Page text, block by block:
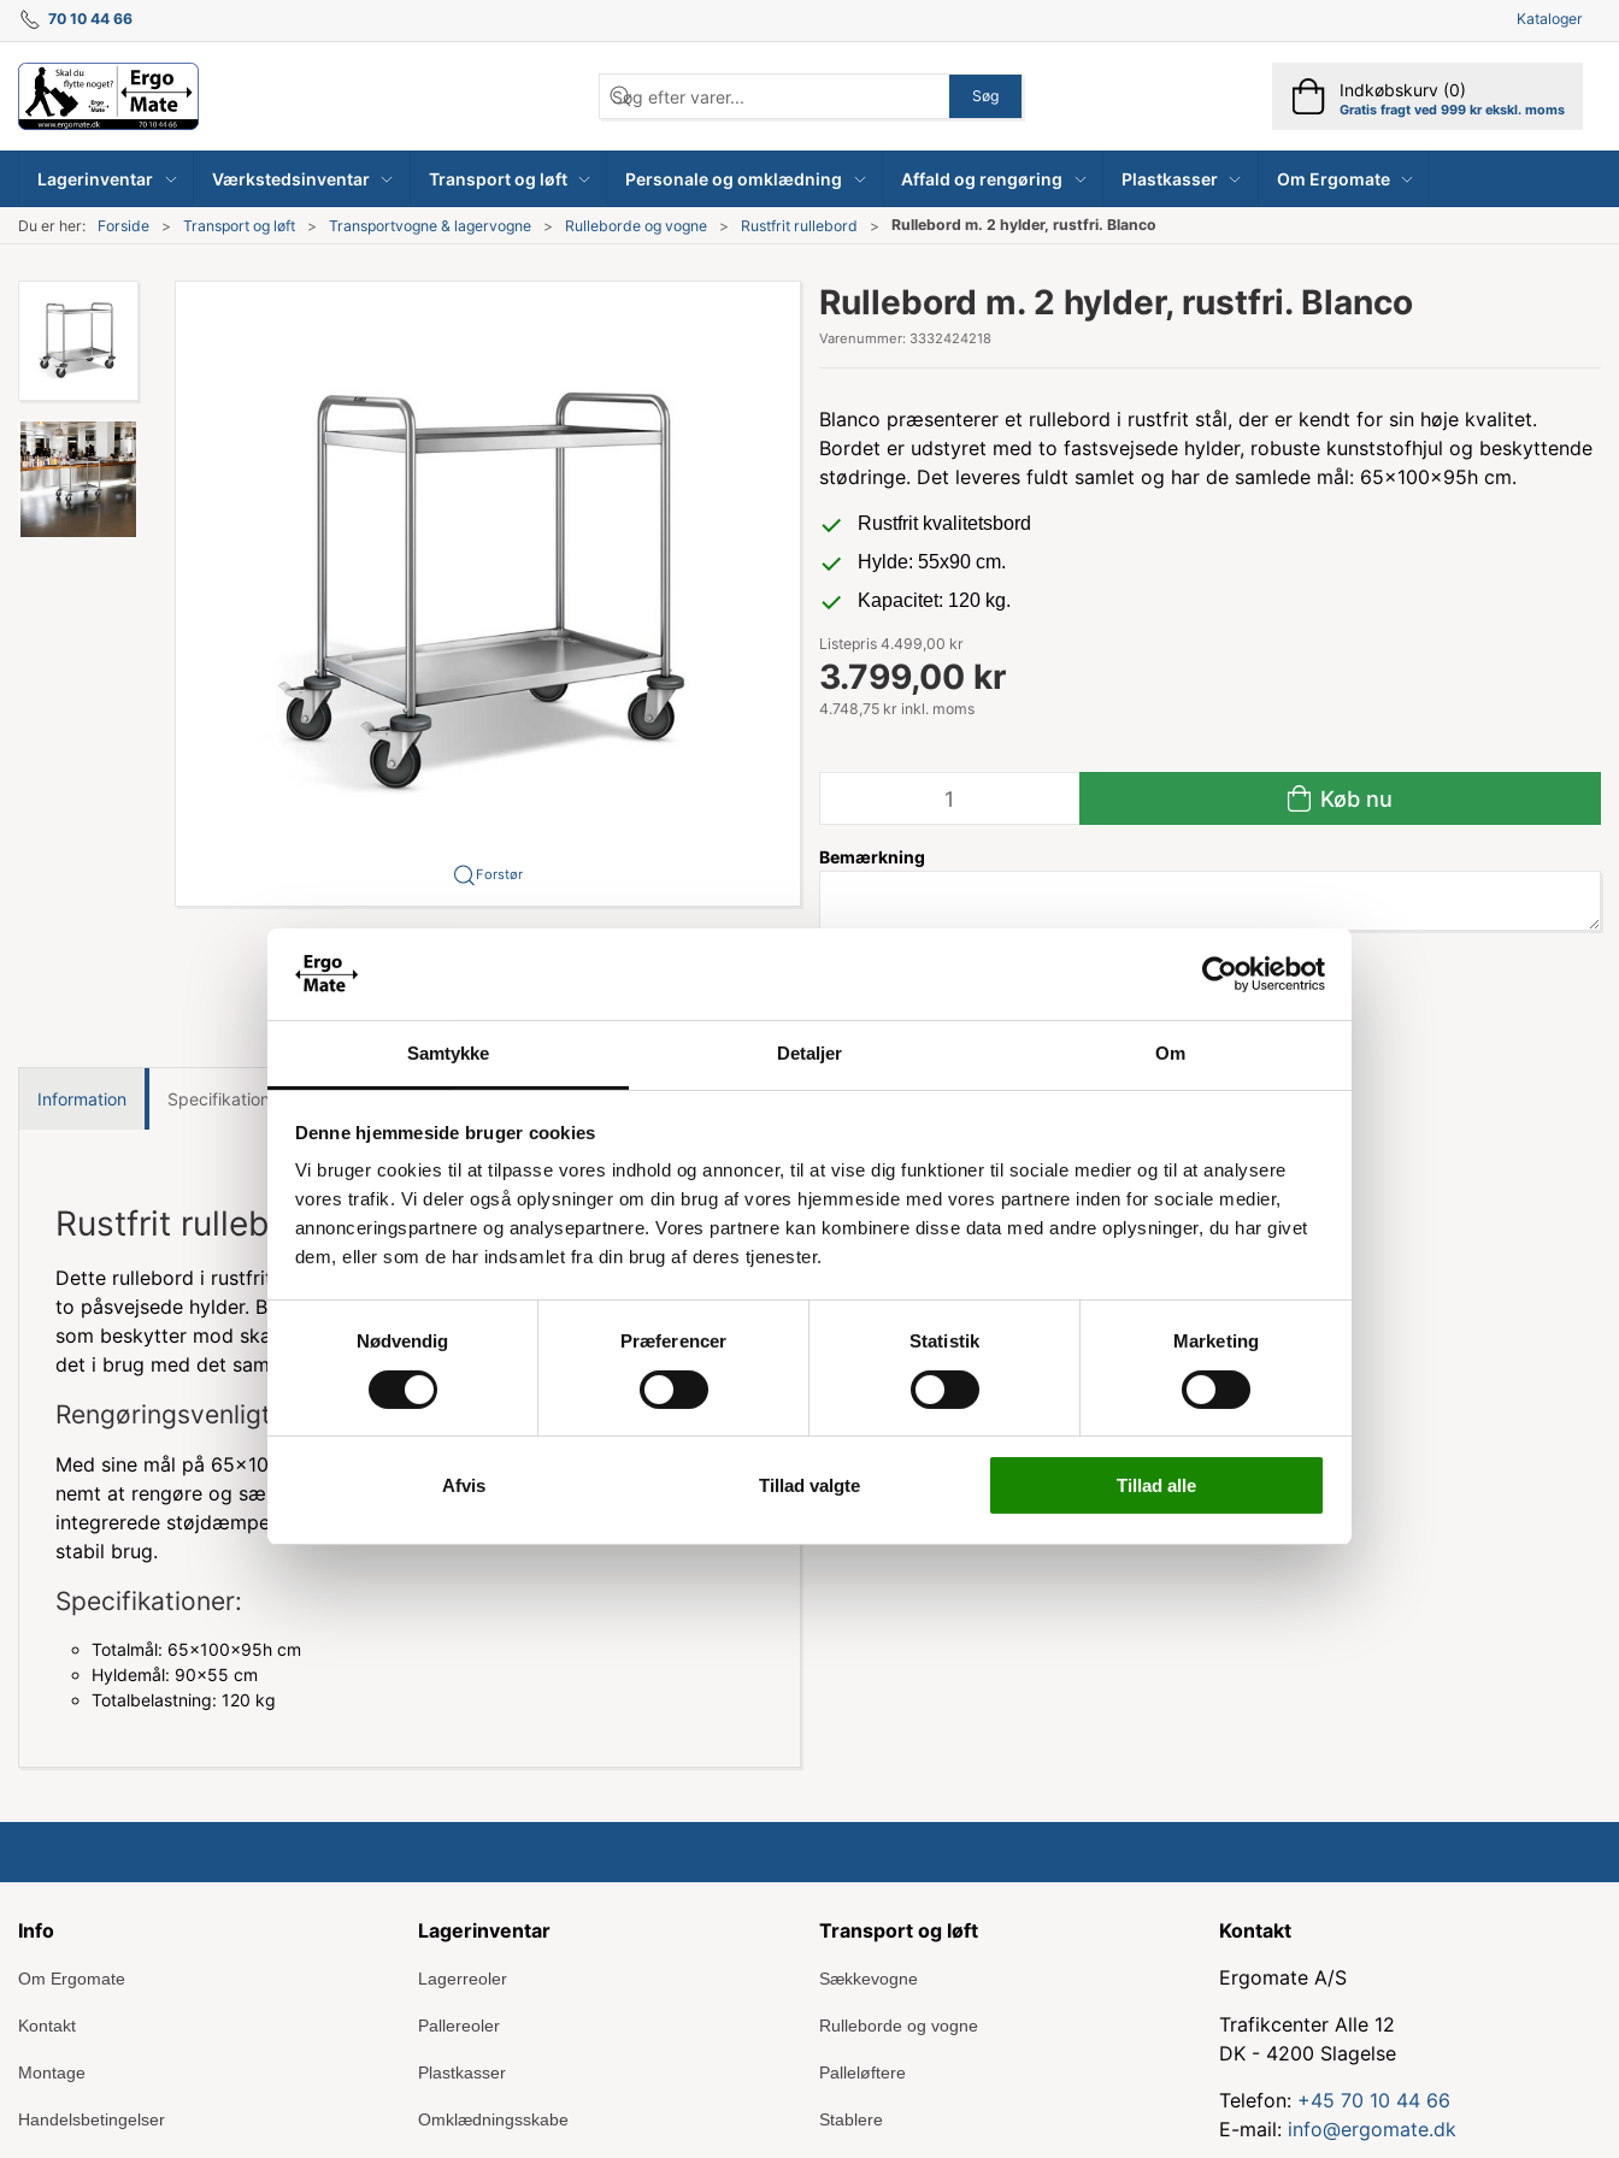
Samtykke Detaljer Om
Denne hjemmeside bruger cookies
Vi bruger cookies til at tilpasse vores indhold og annoncer, til at vise dig funktioner til sociale medier og til at analysere
vores trafik. Vi deler også oplysninger om din brug af vores hjemmeside med vores partnere inden for sociale medier,
annonceringspartnere og analysepartnere. Vores partnere kan kombinere disse data med andre oplysninger, du har givet
dem, eller som de har indsamlet fra din brug af deres tjenester.
Samtykkevalg
Nødvendig
Præferencer Statistik Marketing
Afvis Tillad valgte Tillad alle
70 10 44 66 Kataloger
Søg Indkøbskurv (0)
Gratis fragt ved 999 kr ekskl. moms
Lagerinventar Værkstedsinventar Transport og løft Personale og omklædning Affald og rengøring Plastkasser Om Ergomate
Du er her: Forside Transport og løft Transportvogne & lagervogne Rulleborde og vogne Rustfrit rullebord Rullebord m. 2 hylder, rustfri. Blanco
Forstør
Rullebord m. 2 hylder, rustfri. Blanco
Varenummer: 3332424218
Blanco præsenterer et rullebord i rustfrit stål, der er kendt for sin høje kvalitet.
Bordet er udstyret med to fastsvejsede hylder, robuste kunststofhjul og beskyttende
stødringe. Det leveres fuldt samlet og har de samlede mål: 65x100x95h cm.
Rustfrit kvalitetsbord
Hylde: 55x90 cm.
Kapacitet: 120 kg.
Listepris 4.499,00 kr
3.799,00 kr
4.748,75 kr inkl. moms
Køb nu
Bemærkning
Information Specifikationer
Rustfrit rullebord fra Blanco
Dette rullebord i rustfrit stål fra Blanco er lavet i høj kvalitet og kommer med
to påsvejsede hylder. Bordet er udstyret med kunststofhjul og stødringe,
som beskytter mod skader ved påkørsel. Det leveres samlet, så du kan tage
det i brug med det samme.
Rengøringsvenligt og velegnet til levnedsmidler
Med sine mål på 65x100x95h cm og hyldemål på 90x55 cm er dette bord
nemt at rengøre og særligt godt til transport af levnedsmidler. Det
integrerede støjdæmpende materiale under hver hylde sikrer en stille og
stabil brug.
Specifikationer:
Totalmål: 65x100x95h cm
Hyldemål: 90x55 cm
Totalbelastning: 120 kg
Info
Om Ergomate
Kontakt
Montage
Handelsbetingelser
Lagerinventar
Lagerreoler
Pallereoler
Plastkasser
Omklædningsskabe
Transport og løft
Sækkevogne
Rulleborde og vogne
Palleløftere
Stablere
Kontakt
Ergomate A/S
Trafikcenter Alle 12
DK - 4200 Slagelse
Telefon: +45 70 10 44 66
E-mail: info@ergomate.dk